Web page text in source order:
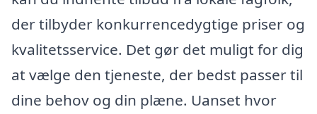
der tilbyder konkurrencedygtige priser og
kvalitetsservice. Det gør det muligt for dig
at vælge den tjeneste, der bedst passer til
dine behov og din plæne. Uanset hvor